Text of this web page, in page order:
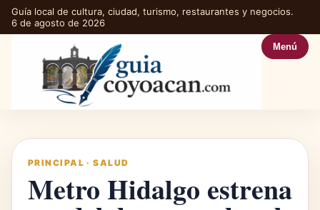
Guía local de cultura, ciudad, turismo, restaurantes y negocios.
6 de agosto de 2026
Menú
PRINCIPAL ·SALUD
Metro Hidalgo estrena